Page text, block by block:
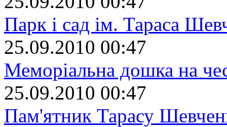
Парк і сад ім. Тараса
25.09.2010 00:47
Меморіальна дошка на
25.09.2010 00:47
Пам'ятник Тарасу